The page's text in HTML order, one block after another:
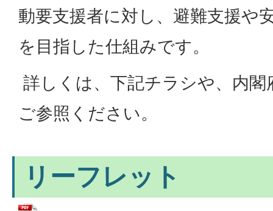
動要支援者に対し、避難支援や
を目指した仕組みです。
詳しくは、下記チラシや、内
ご参照ください。
リーフレット